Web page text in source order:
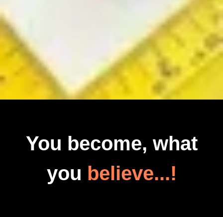
You become, what
you believe...!